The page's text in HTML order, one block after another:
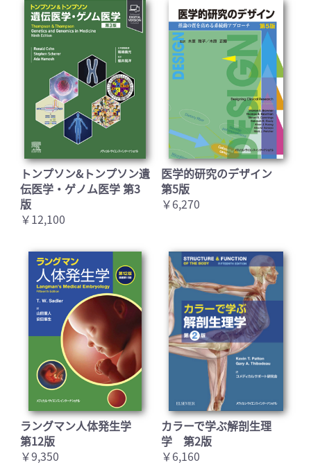
お買い物を続ける カートへ進む
トンプソン&トンプソン遺
伝医学・ゲノム医学 第3
版
￥12,100
医学的研究のデザイン
第5版
￥6,270
ラングマン人体発生学
第12版
￥9,350
カラーで学ぶ解剖生理
学 第2版
￥6,160